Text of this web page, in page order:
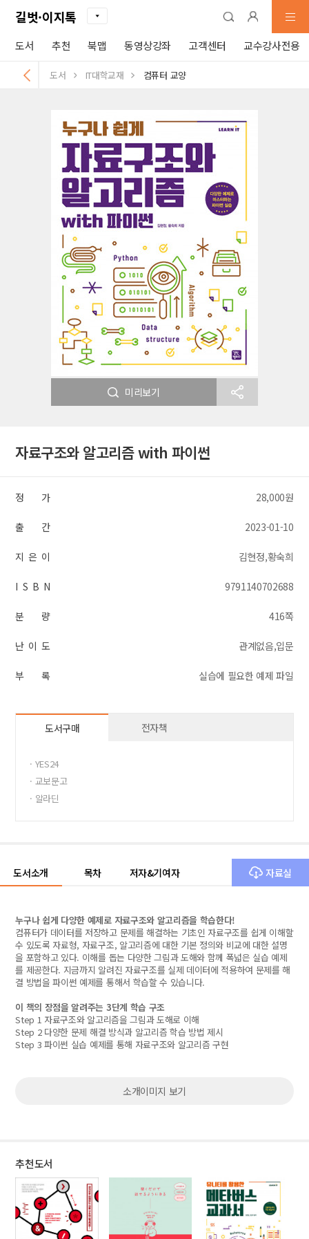
길벗·이지톡
도서 추천 북맵 동영상강좌 고객센터 교수강사전용
도서 IT대학교재 컴퓨터 교양
미리보기
자료구조와 알고리즘 with 파이썬
정 가 28,000원
출 간 2023-01-10
지 은 이 김현정,황숙희
I S B N 9791140702688
분 량 416쪽
난 이 도 관계없음,입문
부 록 실습에 필요한 예제 파일
도서구매 전자책
· YES24
· 교보문고
· 알라딘
도서소개 목차 저자&기여자 자료실
누구나 쉽게 다양한 예제로 자료구조와 알고리즘을 학습한다!
컴퓨터가 데이터를 저장하고 문제를 해결하는 기초인 자료구조를 쉽게 이해할
수 있도록 자료형, 자료구조, 알고리즘에 대한 기본 정의와 비교에 대한 설명
을 포함하고 있다. 이해를 돕는 다양한 그림과 도해와 함께 폭넓은 실습 예제
를 제공한다. 지금까지 알려진 자료구조를 실제 데이터에 적용하여 문제를 해
결 방법을 파이썬 예제를 통해서 학습할 수 있습니다.
이 책의 장점을 알려주는 3단계 학습 구조
Step 1 자료구조와 알고리즘을 그림과 도해로 이해
Step 2 다양한 문제 해결 방식과 알고리즘 학습 방법 제시
Step 3 파이썬 실습 예제를 통해 자료구조와 알고리즘 구현
소개이미지 보기
추천도서